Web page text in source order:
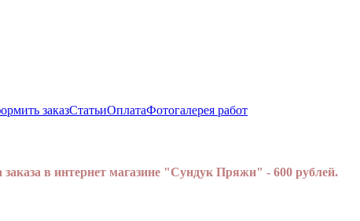
заказСтатьиОплатаФотогалерея работ
в интернет магазине "Сундук Пряжи" - 600 рублей.